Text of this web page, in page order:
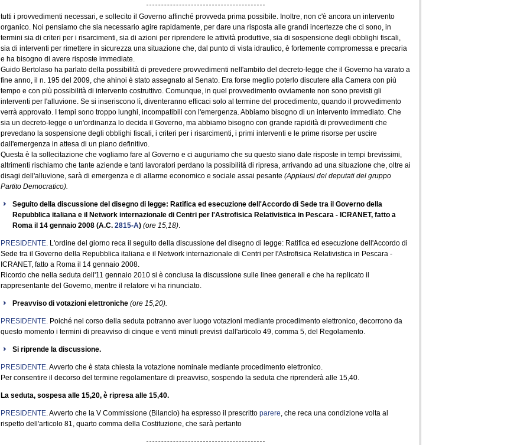
tutti i provvedimenti necessari, e sollecito il Governo affinché provveda prima possibile. Inoltre, non c'è ancora un intervento
organico. Noi pensiamo che sia necessario agire rapidamente, per dare una risposta alle grandi incertezze che ci sono, in
termini sia di criteri per i risarcimenti, sia di azioni per riprendere le attività produttive, sia di sospensione degli obblighi fiscali,
sia di interventi per rimettere in sicurezza una situazione che, dal punto di vista idraulico, è fortemente compromessa e precaria
e ha bisogno di avere risposte immediate.
Guido Bertolaso ha parlato della possibilità di prevedere provvedimenti nell'ambito del decreto-legge che il Governo ha varato a
fine anno, il n. 195 del 2009, che ahinoi è stato assegnato al Senato. Era forse meglio poterlo discutere alla Camera con più
tempo e con più possibilità di intervento costruttivo. Comunque, in quel provvedimento ovviamente non sono previsti gli
interventi per l'alluvione. Se si inseriscono lì, diventeranno efficaci solo al termine del procedimento, quando il provvedimento
verrà approvato. I tempi sono troppo lunghi, incompatibili con l'emergenza. Abbiamo bisogno di un intervento immediato. Che
sia un decreto-legge o un'ordinanza lo decida il Governo, ma abbiamo bisogno con grande rapidità di provvedimenti che
prevedano la sospensione degli obblighi fiscali, i criteri per i risarcimenti, i primi interventi e le prime risorse per uscire
dall'emergenza in attesa di un piano definitivo.
Questa è la sollecitazione che vogliamo fare al Governo e ci auguriamo che su questo siano date risposte in tempi brevissimi,
altrimenti rischiamo che tante aziende e tanti lavoratori perdano la possibilità di ripresa, arrivando ad una situazione che, oltre ai
disagi dell'alluvione, sarà di emergenza e di allarme economico e sociale assai pesante (Applausi dei deputati del gruppo
Partito Democratico).
Seguito della discussione del disegno di legge: Ratifica ed esecuzione dell'Accordo di Sede tra il Governo della
Repubblica italiana e il Network internazionale di Centri per l'Astrofisica Relativistica in Pescara - ICRANET, fatto a
Roma il 14 gennaio 2008 (A.C. 2815-A) (ore 15,18).
PRESIDENTE. L'ordine del giorno reca il seguito della discussione del disegno di legge: Ratifica ed esecuzione dell'Accordo di
Sede tra il Governo della Repubblica italiana e il Network internazionale di Centri per l'Astrofisica Relativistica in Pescara -
ICRANET, fatto a Roma il 14 gennaio 2008.
Ricordo che nella seduta dell'11 gennaio 2010 si è conclusa la discussione sulle linee generali e che ha replicato il
rappresentante del Governo, mentre il relatore vi ha rinunciato.
Preavviso di votazioni elettroniche (ore 15,20).
PRESIDENTE. Poiché nel corso della seduta potranno aver luogo votazioni mediante procedimento elettronico, decorrono da
questo momento i termini di preavviso di cinque e venti minuti previsti dall'articolo 49, comma 5, del Regolamento.
Si riprende la discussione.
PRESIDENTE. Avverto che è stata chiesta la votazione nominale mediante procedimento elettronico.
Per consentire il decorso del termine regolamentare di preavviso, sospendo la seduta che riprenderà alle 15,40.
La seduta, sospesa alle 15,20, è ripresa alle 15,40.
PRESIDENTE. Avverto che la V Commissione (Bilancio) ha espresso il prescritto parere, che reca una condizione volta al
rispetto dell'articolo 81, quarto comma della Costituzione, che sarà pertanto